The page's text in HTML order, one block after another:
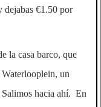
dejabas €1.50 por
la casa barco, que
un
hacia ahí. En